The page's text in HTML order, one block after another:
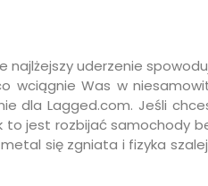
najlżejszy uderzenie
wciągnie Was w
dla Lagged.com. Jeśli
to jest rozbijać samochody
się zgniata i fizyka